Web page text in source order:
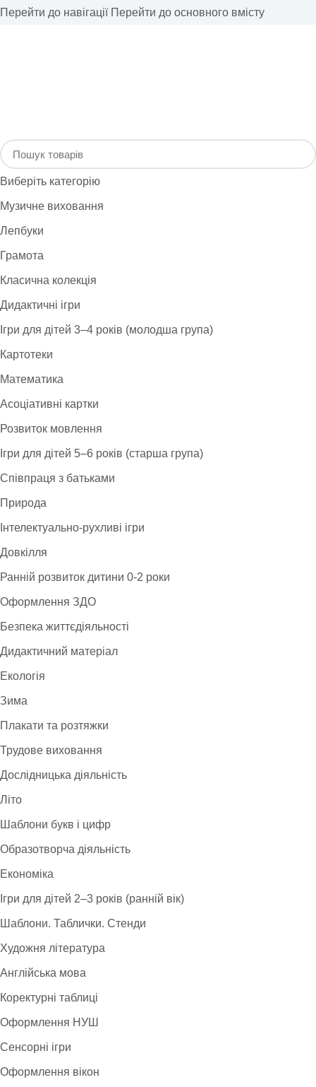
Перейти до навігації Перейти до основного вмісту
Виберіть категорію
Музичне виховання
Лепбуки
Грамота
Класична колекція
Дидактичні ігри
Ігри для дітей 3–4 років (молодша група)
Картотеки
Математика
Асоціативні картки
Розвиток мовлення
Ігри для дітей 5–6 років (старша група)
Співпраця з батьками
Природа
Інтелектуально-рухливі ігри
Довкілля
Ранній розвиток дитини 0-2 роки
Оформлення ЗДО
Безпека життєдіяльності
Дидактичний матеріал
Екологія
Зима
Плакати та розтяжки
Трудове виховання
Дослідницька діяльність
Літо
Шаблони букв і цифр
Образотворча діяльність
Економіка
Ігри для дітей 2–3 років (ранній вік)
Шаблони. Таблички. Стенди
Художня література
Англійська мова
Коректурні таблиці
Оформлення НУШ
Сенсорні ігри
Оформлення вікон